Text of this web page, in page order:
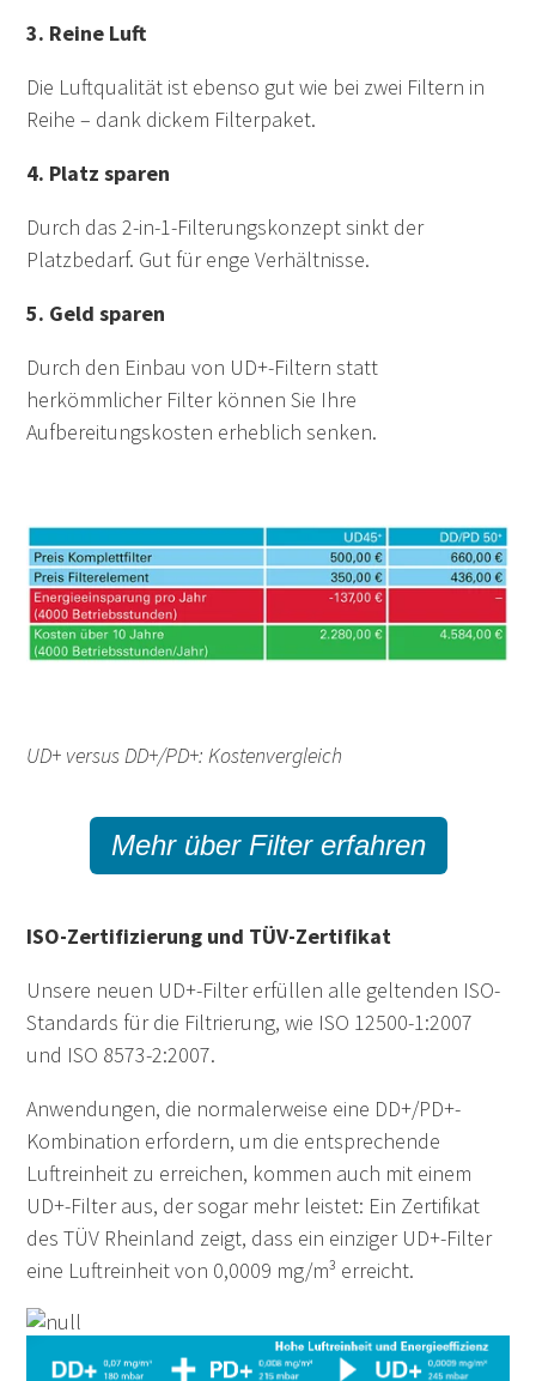
3. Reine Luft
Die Luftqualität ist ebenso gut wie bei zwei Filtern in
Reihe – dank dickem Filterpaket.
4. Platz sparen
Durch das 2-in-1-Filterungskonzept sinkt der
Platzbedarf. Gut für enge Verhältnisse.
5. Geld sparen
Durch den Einbau von UD+-Filtern statt
herkömmlicher Filter können Sie Ihre
Aufbereitungskosten erheblich senken.
UD+ versus DD+/PD+: Kostenvergleich
Mehr über Filter erfahren
ISO-Zertifizierung und TÜV-Zertifikat
Unsere neuen UD+-Filter erfüllen alle geltenden ISO-
Standards für die Filtrierung, wie ISO 12500-1:2007
und ISO 8573-2:2007.
Anwendungen, die normalerweise eine DD+/PD+-
Kombination erfordern, um die entsprechende
Luftreinheit zu erreichen, kommen auch mit einem
UD+-Filter aus, der sogar mehr leistet: Ein Zertifikat
des TÜV Rheinland zeigt, dass ein einziger UD+-Filter
eine Luftreinheit von 0,0009 mg/m³ erreicht.